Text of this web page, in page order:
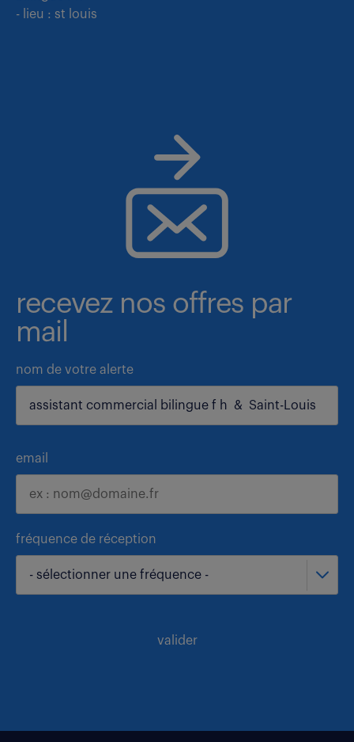
- lieu : st louis
recevez nos offres par
mail
nom de votre alerte
email
fréquence de réception
- sélectionner une fréquence -
valider